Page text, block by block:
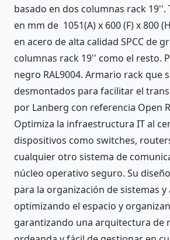
basado en dos columnas rack 19''.
en mm de 1051(A) x 600 (F) x 800
en acero de alta calidad SPCC de
columnas rack 19'' como el resto.
negro RAL9004. Armario rack que
desmontados para facilitar el
por Lanberg con referencia Open
Optimiza la infraestructura IT al
dispositivos como switches,
cualquier otro sistema de
núcleo operativo seguro. Su
para la organización de sistemas y
optimizando el espacio y
garantizando una arquitectura de